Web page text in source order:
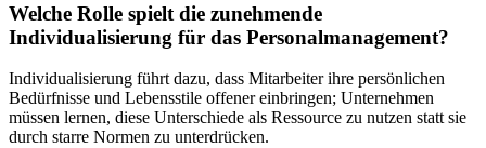
Welche Rolle spielt die zunehmende
Individualisierung für das Personalmanagement?
Individualisierung führt dazu, dass Mitarbeiter ihre persönlichen
Bedürfnisse und Lebensstile offener einbringen; Unternehmen
müssen lernen, diese Unterschiede als Ressource zu nutzen statt sie
durch starre Normen zu unterdrücken.